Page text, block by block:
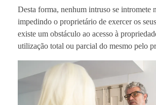
Desta forma, nenhum intruso se intromete
impedindo o proprietário de exercer os
existe um obstáculo ao acesso à
utilização total ou parcial do mesmo pelo